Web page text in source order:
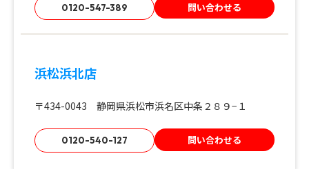
0120-547-389 問い合わせる
浜松浜北店
〒434-0043 静岡県浜松市浜名区中条２８９−１
0120-540-127 問い合わせる